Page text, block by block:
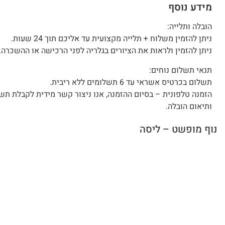
מידע נוסף
הובלה ותלייה:
ניתן להזמין משלוח + תלייה מקצועית עד אליכם תוך 24 שעות.
ניתן להזמין ולראות את הציורים בגלריה לפני הרכישה או
תנאי תשלום נוחים:
תשלום בכרטיס אשראי עד 6 תשלומים ללא ריבית.
הזמנה טלפונית – בסיום ההזמנה, אנו ניצור קשר מידית לקבלת
ותיאום הובלה.
נוף מופשט – ליסה